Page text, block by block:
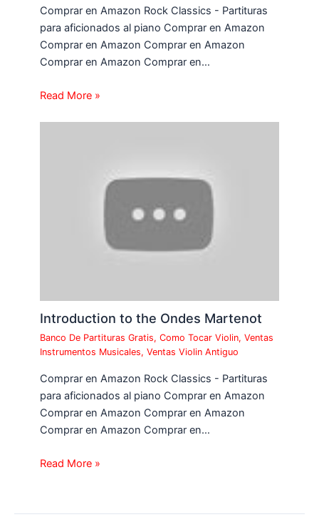
Comprar en Amazon Rock Classics - Partituras
para aficionados al piano Comprar en Amazon
Comprar en Amazon Comprar en Amazon
Comprar en Amazon Comprar en…
Read More »
Introduction to the Ondes Martenot
Banco De Partituras Gratis,Como Tocar Violin,Ventas
Instrumentos Musicales,Ventas Violin Antiguo
Comprar en Amazon Rock Classics - Partituras
para aficionados al piano Comprar en Amazon
Comprar en Amazon Comprar en Amazon
Comprar en Amazon Comprar en…
Read More »